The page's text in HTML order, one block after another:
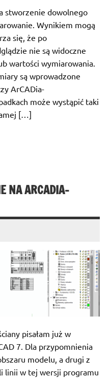
stworzenie dowolnego
Wynikiem mogą
się, że po
nie są widoczne
wartości wymiarowania.
są wprowadzone
ArCADia-
może wystąpić taki
[…]
NA ARCADIA-
pisałam już w
7. Dla przypomnienia
modelu, a drugi z
linii w tej wersji programu